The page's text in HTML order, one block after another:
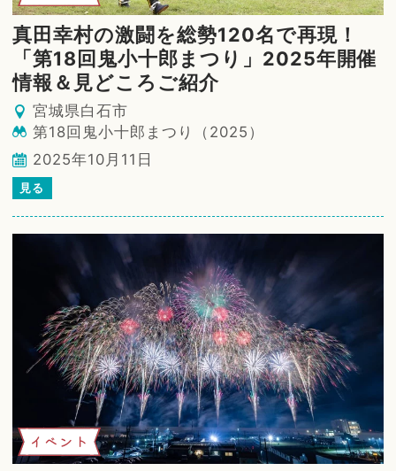
真田幸村の激闘を総勢120名で再現！
「第18回鬼小十郎まつり」2025年開催
情報＆見どころご紹介
宮城県白石市
第18回鬼小十郎まつり（2025）
2025年10月11日
見る
イベント